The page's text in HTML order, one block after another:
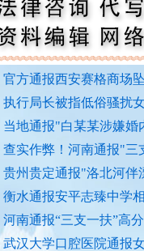
官方通报西安赛格商场
执行局长被指低俗骚扰
当地通报"白某某涉嫌婚
查实作弊！河南通报"三
贵州贵定通报"洛北河伴
衡水通报安平志臻中学
河南通报“三支一扶”高
武汉大学口腔医院通报
官方通报西安赛格商场坠
执行局长被指低俗骚扰
外交部发布重磅视频